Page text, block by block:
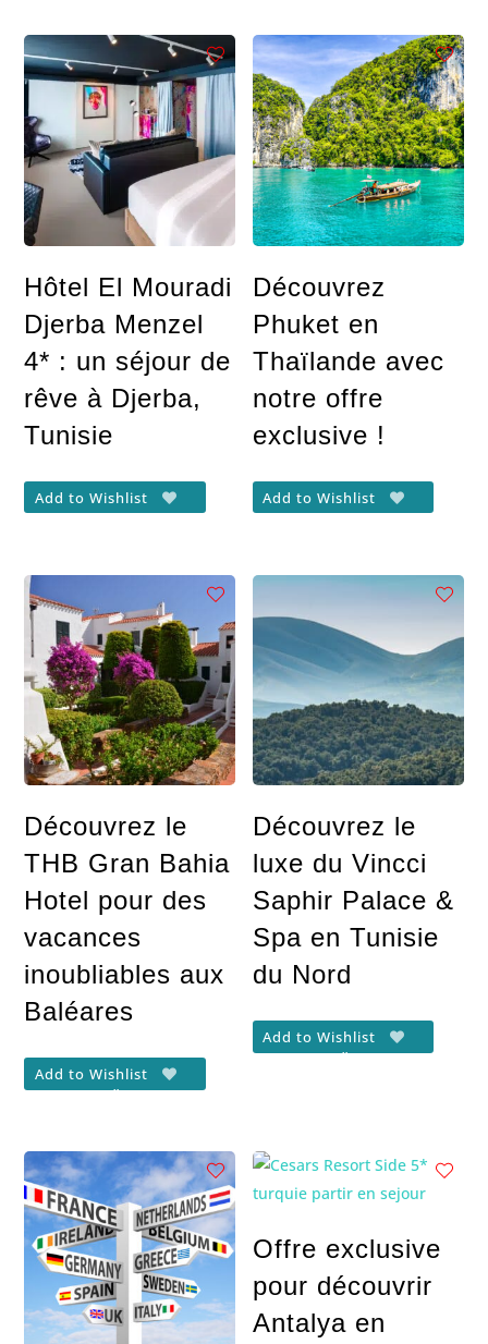
Hôtel El Mouradi
Djerba Menzel
4* : un séjour de
rêve à Djerba,
Tunisie
Add to Wishlist
Découvrez
Phuket en
Thaïlande avec
notre offre
exclusive !
Add to Wishlist
Découvrez le
THB Gran Bahia
Hotel pour des
vacances
inoubliables aux
Baléares
Add to Wishlist
Découvrez le
luxe du Vincci
Saphir Palace &
Spa en Tunisie
du Nord
Add to Wishlist
Offre exclusive
pour découvrir
Antalya en